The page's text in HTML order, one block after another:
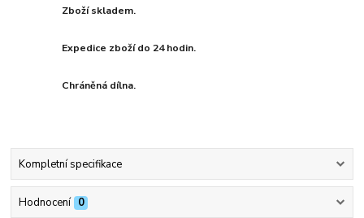
Zboží skladem.
Expedice zboží do 24 hodin.
Chráněná dílna.
Kompletní specifikace
Hodnocení 0